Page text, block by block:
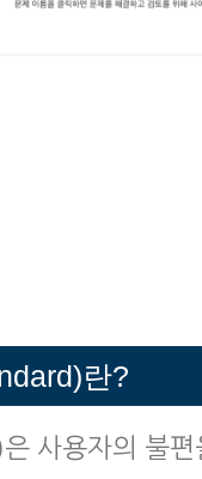
란?
사용자의 불편